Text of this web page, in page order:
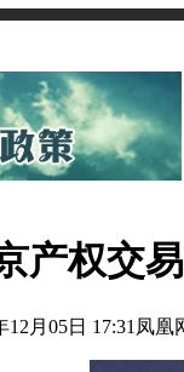
产权交
12月05日 17:31 凤凰